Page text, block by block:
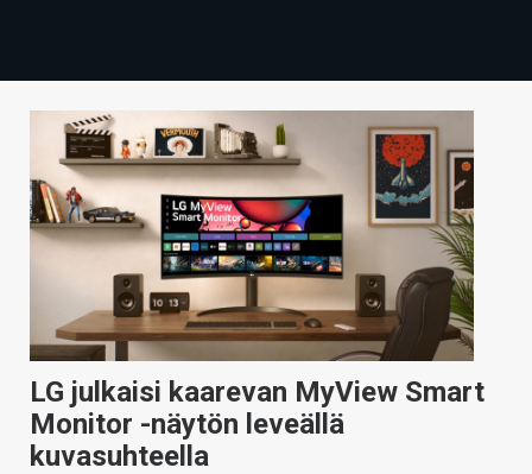
TECHBBS
TIETOA
HINTA.FI
KAUPPA
VAIHDA TEEMA
HAKU
LG julkaisi kaarevan MyView Smart
Monitor -näytön leveällä
kuvasuhteella